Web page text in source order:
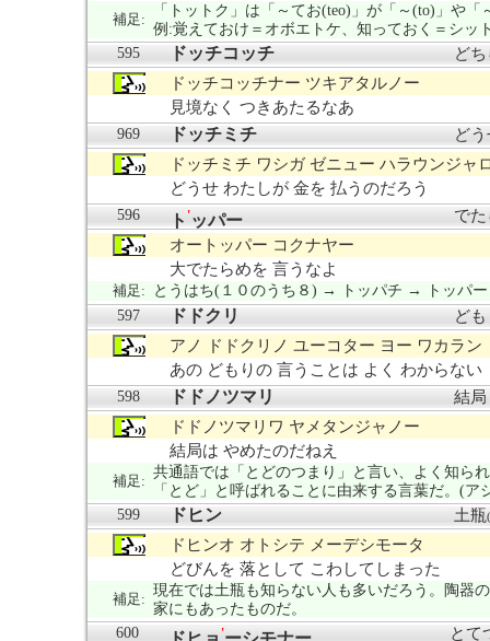
補足:
「トットク」は「～てお(teo)」が「～(to)」や
例:覚えておけ＝オボエトケ、知っておく＝シッ
595
ドッチコッチ
ど
ドッチコッチナー ツキアタルノー
見境なく つきあたるなあ
969 ドッチミチ
ど
ドッチミチ ワシガ ゼニュー ハラウンジャ
どうせ わたしが 金を 払うのだろう
596 ト 'ッパー
で
オートッパー コクナヤー
大でたらめを 言うなよ
補足:
とうはち(１０のうち８) → トッパチ → トッパー
597
ドドクリ
ど
アノ ドドクリノ ユーコター ヨー ワカラン
あの どもりの 言うことは よく わからない
598 ドドノツマリ
結局
ドドノツマリワ ヤメタンジャノー
結局は やめたのだねえ
補足:
共通語では「とどのつまり」と言い、よく知ら
「とど」と呼ばれることに由来する言葉だ。(ア
599
ドヒン 土瓶
ドヒンオ オトシテ メーデシモータ
どびんを 落として こわしてしまった
補足:
現在では土瓶も知らない人も多いだろう。陶器
家にもあったものだ。
600
' とて